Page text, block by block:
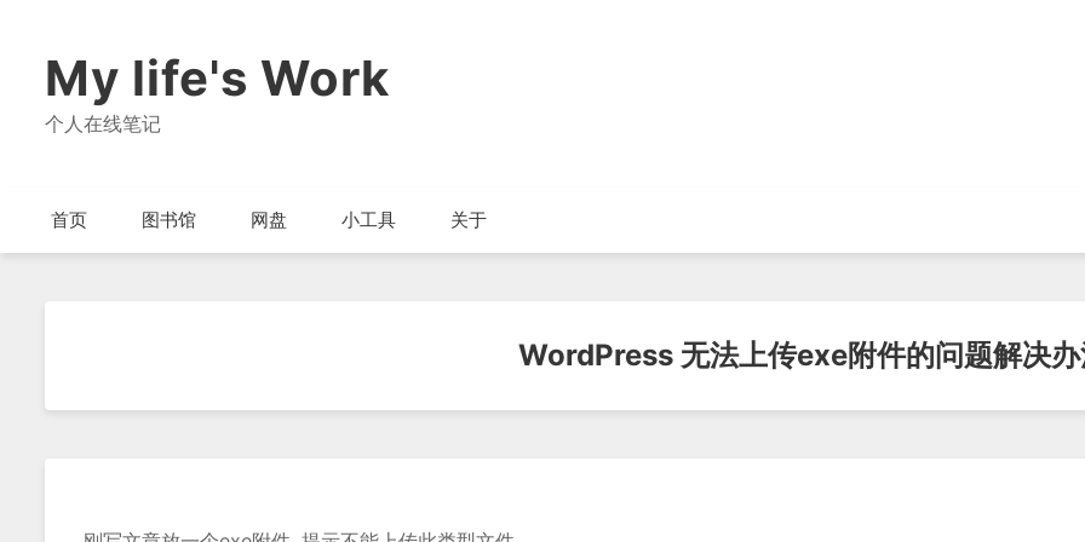
My life's Work
个人在线笔记
首页 图书馆 网盘 小工具 关于
WordPress 无法上传exe附件的问题解决